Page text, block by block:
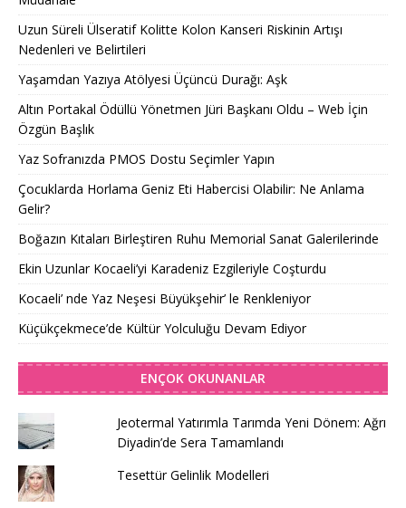
Uzun Süreli Ülseratif Kolitte Kolon Kanseri Riskinin Artışı
Nedenleri ve Belirtileri
Yaşamdan Yazıya Atölyesi Üçüncü Durağı: Aşk
Altın Portakal Ödüllü Yönetmen Jüri Başkanı Oldu – Web İçin
Özgün Başlık
Yaz Sofranızda PMOS Dostu Seçimler Yapın
Çocuklarda Horlama Geniz Eti Habercisi Olabilir: Ne Anlama
Gelir?
Boğazın Kıtaları Birleştiren Ruhu Memorial Sanat Galerilerinde
Ekin Uzunlar Kocaeli’yi Karadeniz Ezgileriyle Coşturdu
Kocaeli’ nde Yaz Neşesi Büyükşehir’ le Renkleniyor
Küçükçekmece’de Kültür Yolculuğu Devam Ediyor
ENÇOK OKUNANLAR
Jeotermal Yatırımla Tarımda Yeni Dönem: Ağrı
Diyadin’de Sera Tamamlandı
Tesettür Gelinlik Modelleri